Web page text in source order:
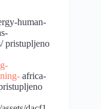
human-
pristupljeno
africa-